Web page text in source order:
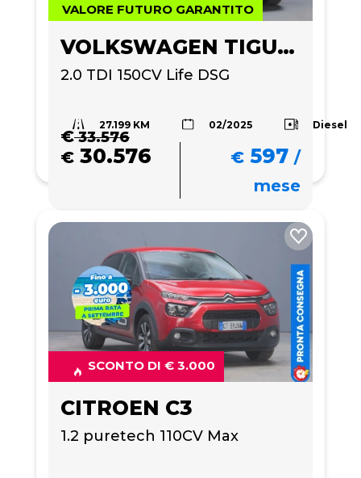
VALORE FUTURO GARANTITO
VOLKSWAGEN TIGUAN
2.0 TDI 150CV Life DSG
27.199 KM 02/2025 Diesel
€33.576
€ 30.576 € 597 /
mese
SCONTO DI € 3.000
CITROEN C3
1.2 puretech 110CV Max